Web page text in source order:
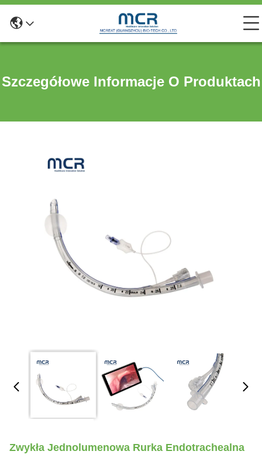
Szczegółowe Informacje O Produktach
Zwykła Jednolumenowa Rurka Endotrachealna